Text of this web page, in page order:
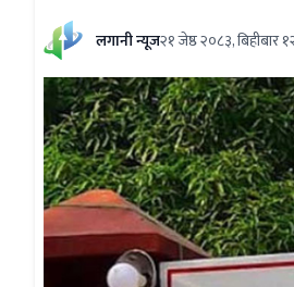
लगानी न्यूज२१ जेष्ठ २०८३, बिहीबार